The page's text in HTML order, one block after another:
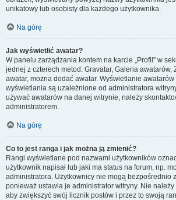
unikatowy lub osobisty dla każdego użytkownika.
Na górę
Jak wyświetlić awatar?
W panelu zarządzania kontem na karcie „Profil” w
jednej z czterech metod: Gravatar, Galeria awatarów,
awatar, można dodać awatar. Wyświetlanie
wyświetlania są uzależnione od administratora
używać awatarów na danej witrynie, należy
administratorem.
Na górę
Co to jest ranga i jak można ją zmienić?
Rangi wyświetlane pod nazwami użytkowników
użytkownik napisał lub jaki ma status na forum, np.
administratora. Użytkownicy nie mogą bezpośrednio
ponieważ ustawia je administrator witryny. Nie
aby zwiększyć swój licznik postów i przez to swoją